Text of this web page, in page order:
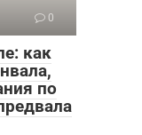
0
как
по